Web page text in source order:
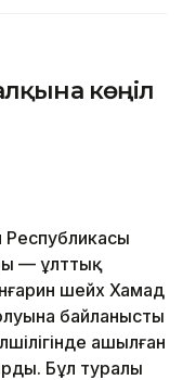
көңіл
Республикасы
— ұлттық
шейх Хамад
байланысты
ашылған
Бұл туралы